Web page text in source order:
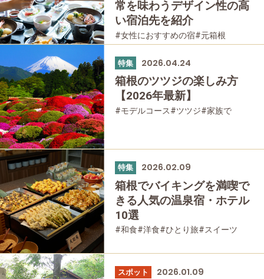
常を味わうデザイン性の高
い宿泊先を紹介
#女性におすすめの宿#元箱根
#箱根湯本#宮ノ下#強羅#仙石原
#桃源台#温泉#友人グループで
#宿泊
特集 2026.04.24
箱根のツツジの楽しみ方
【2026年最新】
#モデルコース#ツツジ#家族で
特集 2026.02.09
箱根でバイキングを満喫で
きる人気の温泉宿・ホテル
10選
#和食#洋食#ひとり旅#スイーツ
#大涌谷#家族で#友人グループで
#宿泊#グルメ #母と娘で
スポット 2026.01.09